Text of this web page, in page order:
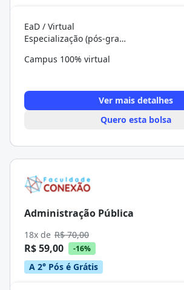
EaD / Virtual
Especialização (pós-graduação)
Campus 100% virtual
Ver mais detalhes
Quero esta bolsa
Administração Pública
18x de R$ 70,00
R$ 59,00 -16%
A 2° Pós é Grátis